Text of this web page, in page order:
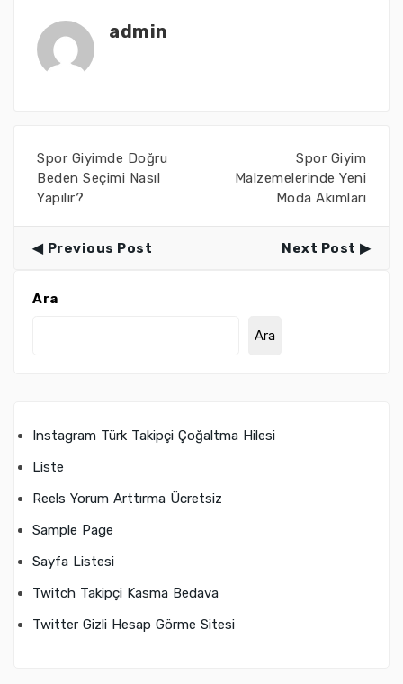
admin
Spor Giyimde Doğru
Beden Seçimi Nasıl
Yapılır?
Spor Giyim
Malzemelerinde Yeni
Moda Akımları
Previous Post Next Post
Ara
Ara
Instagram Türk Takipçi Çoğaltma Hilesi
Liste
Reels Yorum Arttırma Ücretsiz
Sample Page
Sayfa Listesi
Twitch Takipçi Kasma Bedava
Twitter Gizli Hesap Görme Sitesi